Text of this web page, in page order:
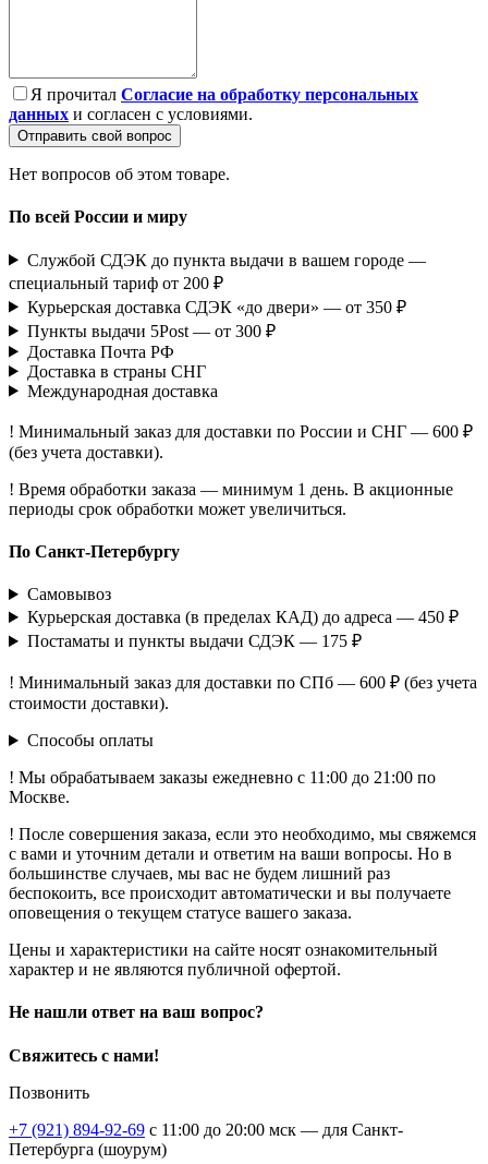
Я прочитал Согласие на обработку персональных
данных и согласен с условиями.
Отправить свой вопрос
Нет вопросов об этом товаре.
По всей России и миру
Службой СДЭК до пункта выдачи в вашем городе —
специальный тариф от 200 ₽
Курьерская доставка СДЭК «до двери» — от 350 ₽
Пункты выдачи 5Post — от 300 ₽
Доставка Почта РФ
Доставка в страны СНГ
Международная доставка
! Минимальный заказ для доставки по России и СНГ — 600 ₽
(без учета доставки).
! Время обработки заказа — минимум 1 день. В акционные
периоды срок обработки может увеличиться.
По Санкт-Петербургу
Самовывоз
Курьерская доставка (в пределах КАД) до адреса — 450 ₽
Постаматы и пункты выдачи СДЭК — 175 ₽
! Минимальный заказ для доставки по СПб — 600 ₽ (без учета
стоимости доставки).
Способы оплаты
! Мы обрабатываем заказы ежедневно с 11:00 до 21:00 по
Москве.
! После совершения заказа, если это необходимо, мы свяжемся
с вами и уточним детали и ответим на ваши вопросы. Но в
большинстве случаев, мы вас не будем лишний раз
беспокоить, все происходит автоматически и вы получаете
оповещения о текущем статусе вашего заказа.
Цены и характеристики на сайте носят ознакомительный
характер и не являются публичной офертой.
Не нашли ответ на ваш вопрос?
Свяжитесь с нами!
Позвонить
+7 (921) 894-92-69 c 11:00 до 20:00 мск — для Санкт-
Петербурга (шоурум)